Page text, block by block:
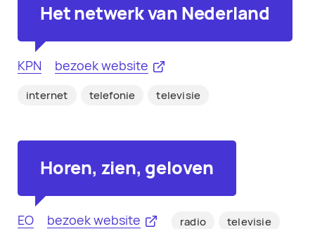
Het netwerk van Nederland
KPN bezoek website
internet telefonie televisie
Horen, zien, geloven
EO bezoek website radio televisie